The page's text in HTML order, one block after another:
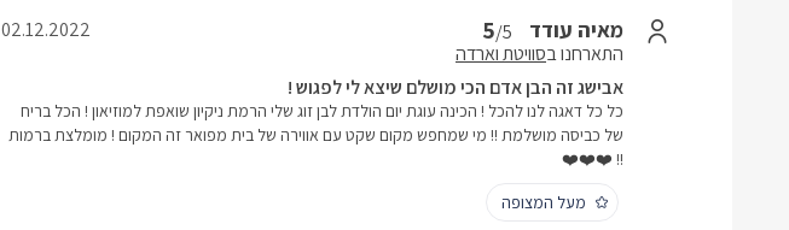
מאיה עודד 5/5
התארחנו בסוויטת וארדה
02.12.2022
אבישג זה הבן אדם הכי מושלם שיצא לי לפגוש !
כל כל דאגה לנו להכל ! הכינה עוגת יום הולדת לבן זוג שלי הרמת ניקיון שואפת למוזיאון ! הכל בריח
של כביסה מושלמת !! מי שמחפש מקום שקט עם אווירה של בית מפואר זה המקום ! מומלצת ברמות
!! ❤️❤️❤️
מעל המצופה